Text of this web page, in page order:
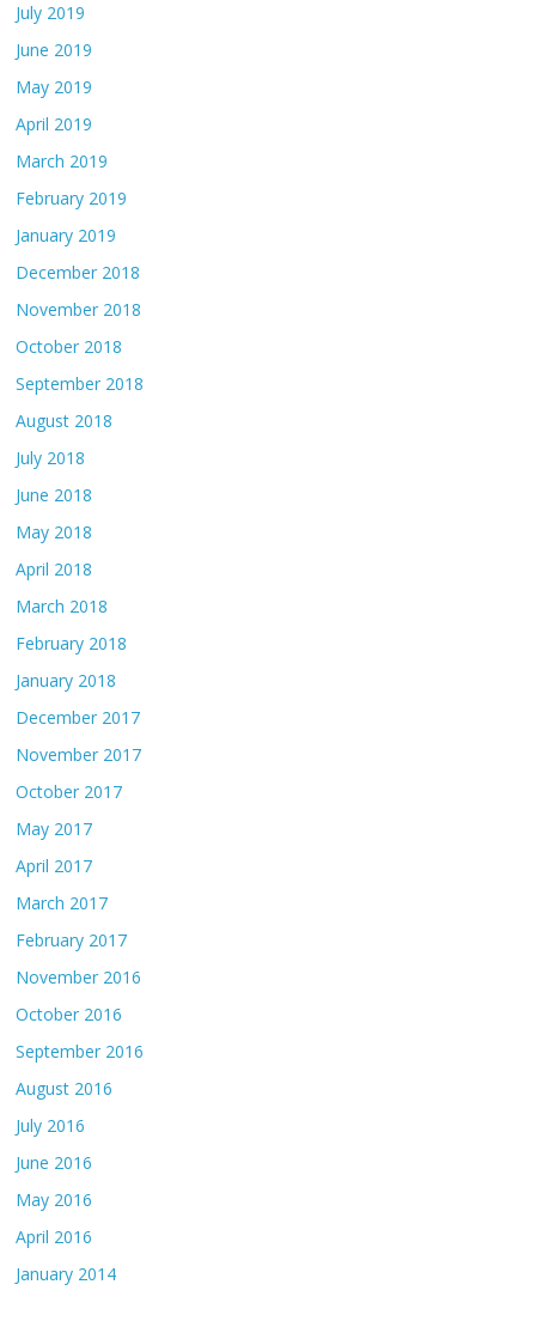
July 2019
June 2019
May 2019
April 2019
March 2019
February 2019
January 2019
December 2018
November 2018
October 2018
September 2018
August 2018
July 2018
June 2018
May 2018
April 2018
March 2018
February 2018
January 2018
December 2017
November 2017
October 2017
May 2017
April 2017
March 2017
February 2017
November 2016
October 2016
September 2016
August 2016
July 2016
June 2016
May 2016
April 2016
January 2014